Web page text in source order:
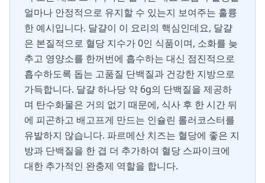
얼마나 안정적으로 유지할 수 있는지 보여주는 훌륭
한 예시입니다. 달걀이 이 요리의 핵심인데요, 달걀
은 본질적으로 혈당 지수가 0인 식품이며, 소화를 늦
추고 영양소를 한꺼번에 흡수하는 대신 점진적으로
흡수하도록 돕는 고품질 단백질과 건강한 지방으로
가득합니다. 달걀 하나당 약 6g의 단백질을 제공하
며 탄수화물은 거의 없기 때문에, 식사 후 한 시간 뒤
에 피곤하고 배고프게 만드는 인슐린 롤러코스터를
유발하지 않습니다. 파르메산 치즈는 혈당에 좋은 지
방과 단백질을 한 겹 더 추가하여 혈당 스파이크에
대한 추가적인 완충제 역할을 합니다.